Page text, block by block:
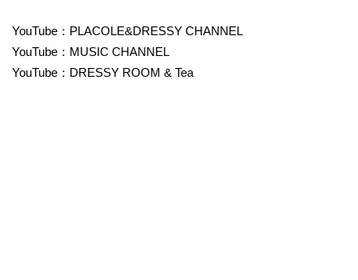
YouTube：PLACOLE&DRESSY CHANNEL
YouTube：MUSIC CHANNEL
YouTube：DRESSY ROOM & Tea